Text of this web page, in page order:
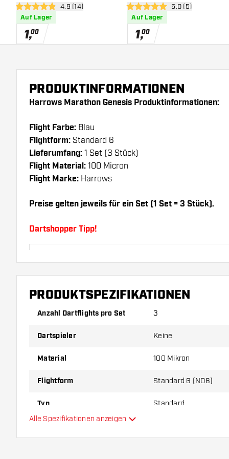
Bewertungsbereich öffnen
4.9 Bewertungssterne
4.9 (14)
Auf Lager
1,00
5 Bewertungssterne
5.0 (5)
Auf Lager
1,00
PRODUKTINFORMATIONEN
Harrows Marathon Genesis Produktinformationen:
Flight Farbe: Blau
Flightform: Standard 6
Lieferumfang: 1 Set (3 Stück)
Flight Material: 100 Micron
Flight Marke: Harrows
Preise gelten jeweils für ein Set (1 Set = 3 Stück).
Dartshopper Tipp!
Probieren Sie eine andere Form, ein anderes
Dicke der Flights aus, um herauszufinden, welche
PRODUKTSPEZIFIKATIONEN
Anzahl Dartflights pro Set 3
Dartspieler Keine
Material 100 Mikron
Flightform Standard 6 (NO6)
Typ Standard
Alle Spezifikationen anzeigen